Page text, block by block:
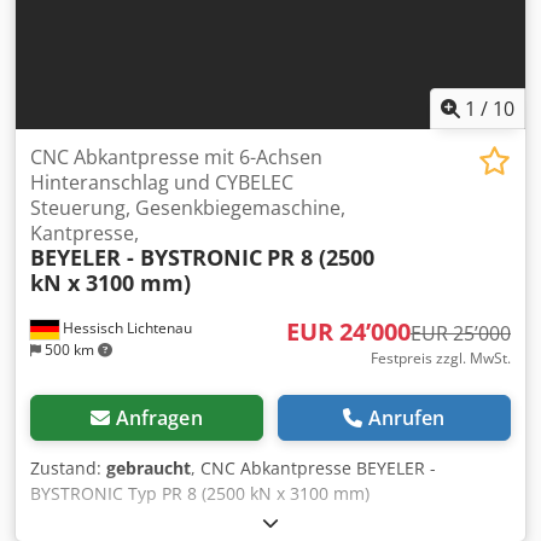
1 / 10
Hessisch Lichtenau
500 km
CNC Abkantpresse mit 6-Achsen
Hinteranschlag und CYBELEC
Steuerung, Gesenkbiegemaschine,
Kantpresse,
BEYELER - BYSTRONIC PR 8 (2500
kN x 3100 mm)
EUR 24’000EUR 25’000
Festpreis zzgl. MwSt.
Anfragen Anrufen
Zustand: gebraucht, CNC Abkantpresse BEYELER -
BYSTRONIC Typ PR 8 (2500 kN x 3100 mm)
Gesenkbiegemaschine mit 6-Achsen Hinteranschlag und